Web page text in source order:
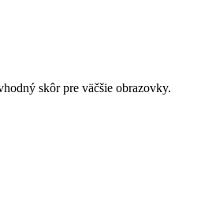
skôr pre väčšie obrazovky.